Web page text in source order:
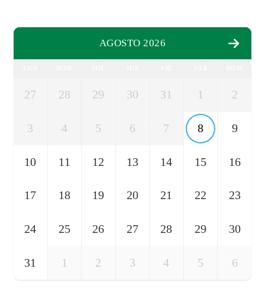
AGOSTO 2026
27 28 29 30 31 1 2
3 4 5 6 7 8 9
10 11 12 13 14 15 16
17 18 19 20 21 22 23
24 25 26 27 28 29 30
31 1 2 3 4 5 6